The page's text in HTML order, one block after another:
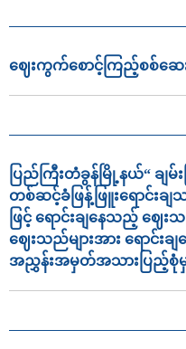
ဈေးကွက်စောင့်ကြည့်စစ်ဆေး
ပြည်ကြီးတံခွန်မြို့နယ်“ ချမ်
တစ်ဆင့်ခံဖြန့်ဖြူးရောင်းချ
ဖြင့် ရောင်းချနေသည့် ဈေး
ဈေးသည်များအား ရောင်း
အညွှန်းအမှတ်အသားပြည့်စုံ